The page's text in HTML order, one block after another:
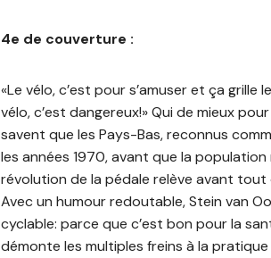
4e de couverture :
«Le vélo, c’est pour s’amuser et ça grille
vélo, c’est dangereux!» Qui de mieux
savent que les Pays-Bas, reconnus
les années 1970, avant que la
révolution de la pédale relève avant
Avec un humour redoutable, Stein van
cyclable: parce que c’est bon pour la
démonte les multiples freins à la